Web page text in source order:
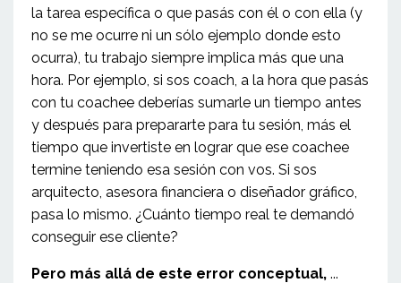
la tarea específica o que pasás con él o con ella (y
no se me ocurre ni un sólo ejemplo donde esto
ocurra), tu trabajo siempre implica más que una
hora. Por ejemplo, si sos coach, a la hora que pasás
con tu coachee deberías sumarle un tiempo antes
y después para prepararte para tu sesión, más el
tiempo que invertiste en lograr que ese coachee
termine teniendo esa sesión con vos. Si sos
arquitecto, asesora financiera o diseñador gráfico,
pasa lo mismo. ¿Cuánto tiempo real te demandó
conseguir ese cliente?
Pero más allá de este error conceptual, ...